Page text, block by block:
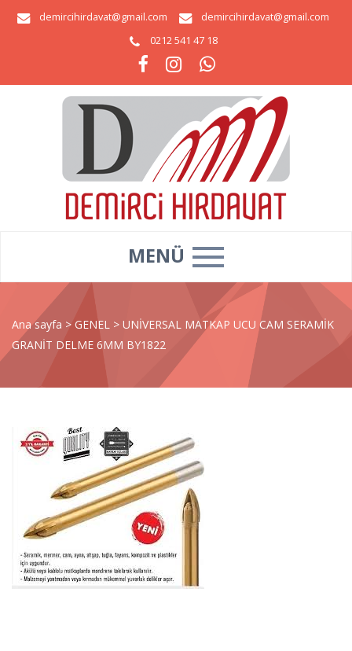
demircihirdavat@gmail.com
demircihirdavat@gmail.com
0212 541 47 18
MENÜ
Ana sayfa > GENEL > UNİVERSAL MATKAP UCU CAM SERAMİK
GRANİT DELME 6MM BY1822